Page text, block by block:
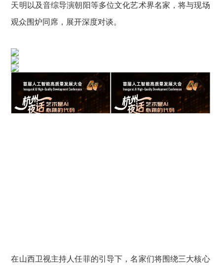
天明以及音综导演朝阳等多位文化艺术界名家，将与现场
观众围炉同席，展开深度对谈。
在山西卫视主持人任菲的引导下，名家们将围绕三大核心